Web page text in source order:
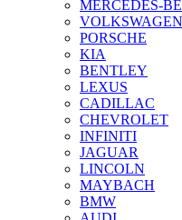
MERCEDES-
VOLKSWAGEN
PORSCHE
KIA
BENTLEY
LEXUS
CADILLAC
CHEVROLET
INFINITI
JAGUAR
LINCOLN
MAYBACH
BMW